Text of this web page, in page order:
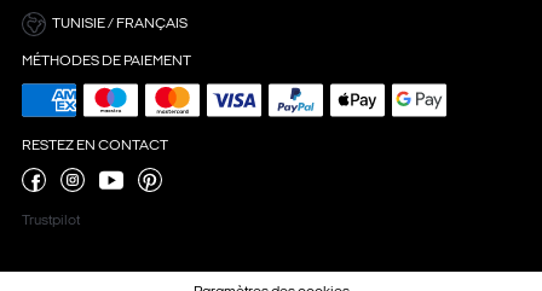
TUNISIE / FRANÇAIS
MÉTHODES DE PAIEMENT
RESTEZ EN CONTACT
Trustpilot